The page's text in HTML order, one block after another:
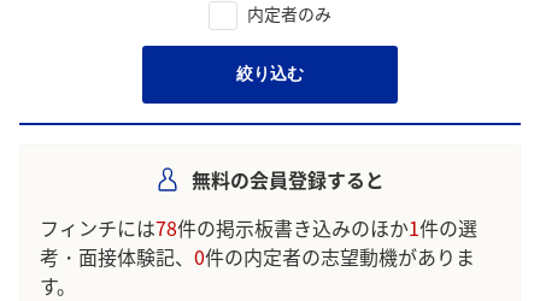
内定者のみ
絞り込む
無料の会員登録すると
フィンチには78件の掲示板書き込みのほか1件の選
考・面接体験記、 0件の内定者の志望動機がありま
す。